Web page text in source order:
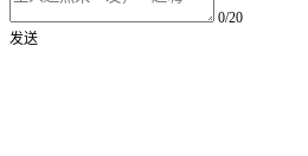
0/20
发送